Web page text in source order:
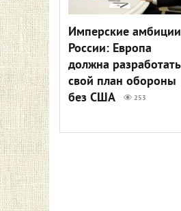
Имперские амбиции
России: Европа
должна разработать
свой план обороны
без США
253